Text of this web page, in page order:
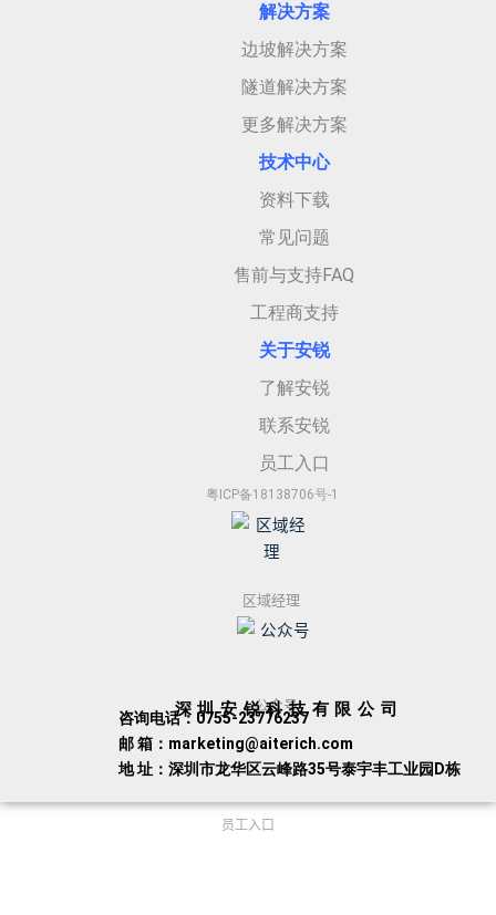
解决方案
边坡解决方案
隧道解决方案
更多解决方案
技术中心
资料下载
常见问题
售前与支持FAQ
工程商支持
关于安锐
了解安锐
联系安锐
员工入口
粤ICP备18138706号-1
区域经理
公众号
深圳安锐科技有限公司
咨询电话：0755-23776237
邮 箱：marketing@aiterich.com
地 址：深圳市龙华区云峰路35号泰宇丰工业园D栋
员工入口